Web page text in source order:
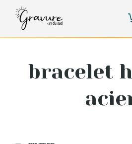
bracelet